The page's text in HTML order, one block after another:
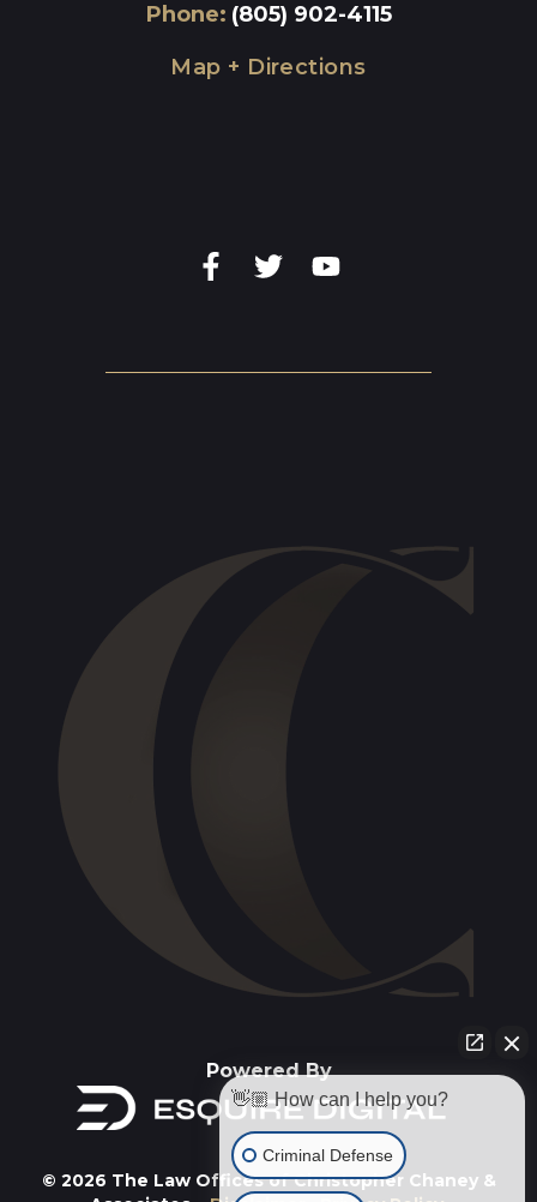
Phone: (805) 902-4115
Map + Directions
Powered By
© 2026 The Law Offices of Christopher Chaney &
👋🏼 How can I help you?
Criminal Defense